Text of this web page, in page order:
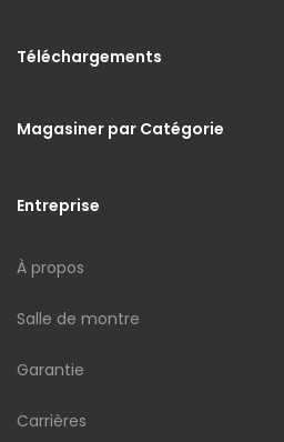
Téléchargements
Magasiner par Catégorie
Entreprise
À propos
Salle de montre
Garantie
Carrières